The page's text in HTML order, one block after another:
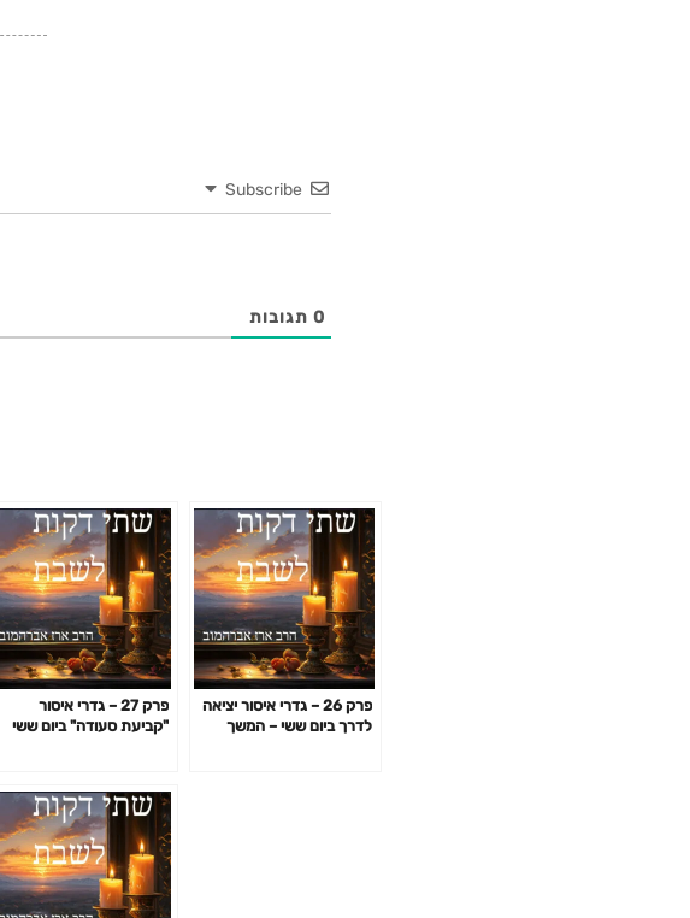
Subscribe
0 תגובות
פרק 26 – גדרי איסור יציאה
לדרך ביום ששי – המשך
פרק 27 – גדרי איסור
"קביעת סעודה" ביום ששי